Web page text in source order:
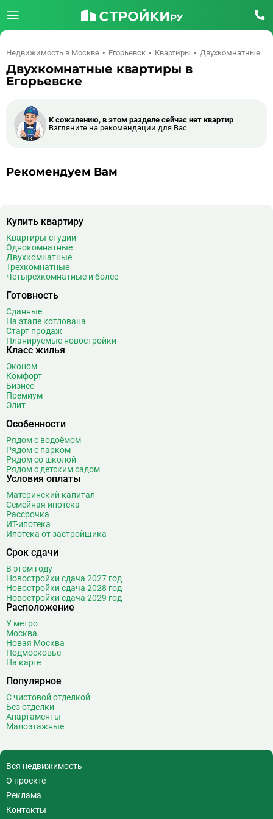
Недвижимость в Москве Егорьевск Квартиры Двухкомнатные
Двухкомнатные квартиры в
Егорьевске
К сожалению, в этом разделе сейчас нет квартир
Взгляните на рекомендации для Вас
Рекомендуем Вам
Купить квартиру
Квартиры-студии
Однокомнатные
Двухкомнатные
Трехкомнатные
Четырехкомнатные и более
Готовность
Сданные
На этапе котлована
Старт продаж
Планируемые новостройки
Класс жилья
Эконом
Комфорт
Бизнес
Премиум
Элит
Особенности
Рядом с водоёмом
Рядом с парком
Рядом со школой
Рядом с детским садом
Условия оплаты
Материнский капитал
Семейная ипотека
Рассрочка
ИТ-ипотека
Ипотека от застройщика
Срок сдачи
В этом году
Новостройки сдача 2027 год
Новостройки сдача 2028 год
Новостройки сдача 2029 год
Расположение
У метро
Москва
Новая Москва
Подмосковье
На карте
Популярное
С чистовой отделкой
Без отделки
Апартаменты
Малоэтажные
Вся недвижимость
О проекте
Реклама
Контакты